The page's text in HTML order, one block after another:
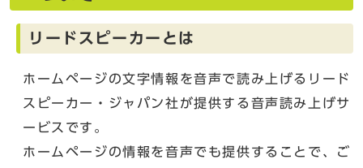
リードスピーカーとは
ホームページの文字情報を音声で読み上げるリード
スピーカー・ジャパン社が提供する音声読み上げサ
ービスです。
ホームページの情報を音声でも提供することで、ご